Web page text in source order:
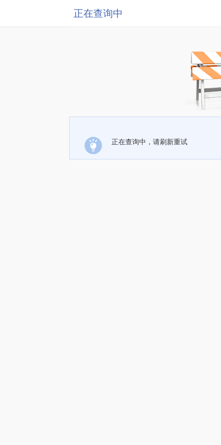
正在查询中
正在查询中，请刷新重试